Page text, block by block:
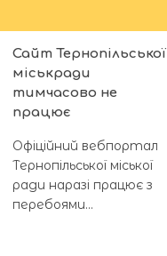
Сайт Тернопільської
міськради
тимчасово не
працює
Офіційний вебпортал
Тернопільської міської
ради наразі працює з
перебоями...